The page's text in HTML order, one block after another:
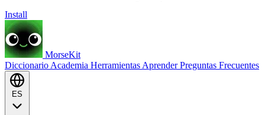
Install
MorseKit
Diccionario Academia Herramientas AprenderPreguntas Frecuentes